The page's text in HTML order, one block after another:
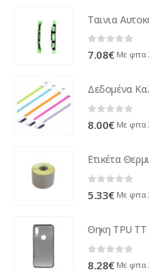
0out of 5
7.08€ Με φπα
0 out of 5
8.00€ Με φπα
0 out of 5
5.33€ Με φπα
Θηκη TPU
8.28€ Με φπα